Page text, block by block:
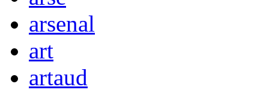
arsenal
art
artaud